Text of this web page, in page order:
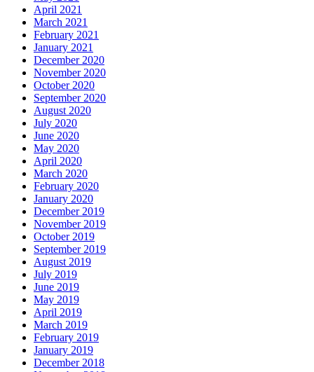
April 2021
March 2021
February 2021
January 2021
December 2020
November 2020
October 2020
September 2020
August 2020
July 2020
June 2020
May 2020
April 2020
March 2020
February 2020
January 2020
December 2019
November 2019
October 2019
September 2019
August 2019
July 2019
June 2019
May 2019
April 2019
March 2019
February 2019
January 2019
December 2018